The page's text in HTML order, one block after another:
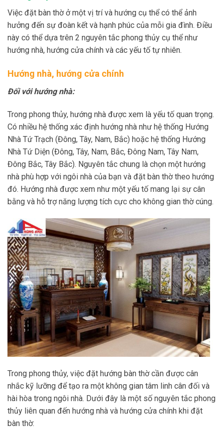
Việc đặt bàn thờ ở một vị trí và hướng cụ thể có thể ảnh
hưởng đến sự đoàn kết và hạnh phúc của mỗi gia đình. Điều
này có thể dựa trên 2 nguyên tắc phong thủy cụ thể như
hướng nhà, hướng cửa chính và các yếu tố tự nhiên.
Hướng nhà, hướng cửa chính
Đốivới hướng nhà:
Trong phong thủy, hướng nhà được xem là yếu tố quan trọng.
Có nhiều hệ thống xác định hướng nhà như hệ thống Hướng
Nhà Tứ Trạch (Đông, Tây, Nam, Bắc) hoặc hệ thống Hướng
Nhà Tứ Diện (Đông, Tây, Nam, Bắc, Đông Nam, Tây Nam,
Đông Bắc, Tây Bắc). Nguyên tắc chung là chọn một hướng
nhà phù hợp với ngôi nhà của bạn và đặt bàn thờ theo hướng
đó. Hướng nhà được xem như một yếu tố mang lại sự cân
bằng và hỗ trợ năng lượng tích cực cho không gian thờ cúng.
Trong phong thủy, việc đặt hướng bàn thờ cần được cân
nhắc kỹ lưỡng để tạo ra một không gian tâm linh cân đối và
hài hòa trong ngôi nhà. Dưới đây là một số nguyên tắc phong
thủy liên quan đến hướng nhà và hướng cửa chính khi đặt
bàn thờ: